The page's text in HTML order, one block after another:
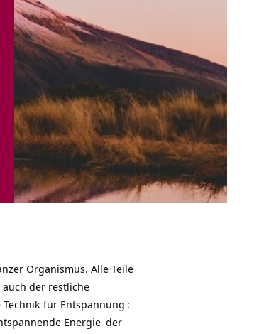
Organismus. Alle Teile
der restliche
Technik für Entspannung :
Energie der